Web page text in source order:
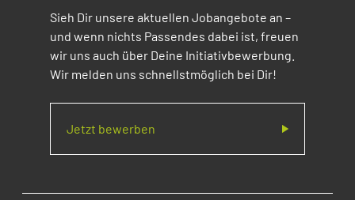
Sieh Dir unsere aktuellen Jobangebote an –
und wenn nichts Passendes dabei ist, freuen
wir uns auch über Deine Initiativbewerbung.
Wir melden uns schnellstmöglich bei Dir!
Jetzt bewerben